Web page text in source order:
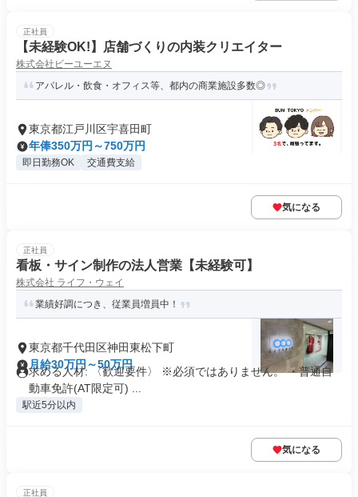
正社員
【未経験OK!】店舗づくりの内装クリエイター
株式会社ビーユーエヌ
アパレル・飲食・オフィス等、都内の商業施設多数◎
東京都江戸川区宇喜田町
年俸350万円～750万円
即日勤務OK 交通費支給
気になる
正社員
看板・サイン制作の法人営業【未経験可】
株式会社 ライフ・ウェイ
業績好調につき、従業員増員中！
東京都千代田区神田東松下町
月給30万円～50万円
求める人材: 〈歓迎要件〉 ※必須ではありません。 ・普通自
動車免許(AT限定可) ...
駅近5分以内
気になる
正社員